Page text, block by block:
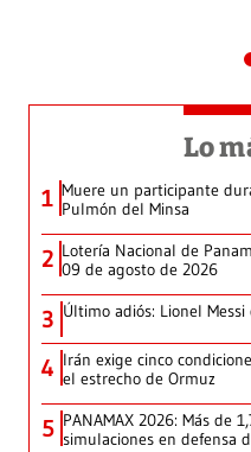
Lo
1 Muere un participante
Pulmón del Minsa
2 Lotería Nacional de
09 de agosto de 2026
3 Último adiós: Lionel
4 Irán exige cinco
el estrecho de Ormuz
5 PANAMAX 2026: Más de
simulaciones en defensa